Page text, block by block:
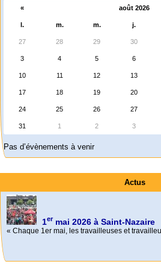
« août 2026
l. m. m. j.
27 28 29 30
3 4 5 6
10 11 12 13
17 18 19 20
24 25 26 27
31 1 2 3
Pas d’évènements à venir
Actus
« Chaque 1er mai, les travailleuses et
Foutez-nous la paix !